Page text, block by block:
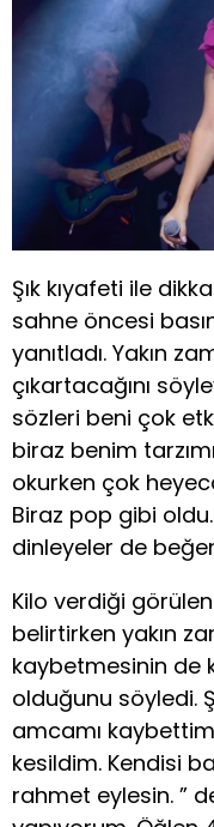
Şık kıyafeti ile
sahne öncesi
yanıtladı. Yakın
çıkartacağını
sözleri beni çok
biraz benim
okurken çok
Biraz pop gibi
dinleyeler de
Kilo verdiği görülen
belirtirken yakın
kaybetmesinin de
olduğunu söyledi.
amcamı
kesildim. Kendisi
rahmet eylesin. ”